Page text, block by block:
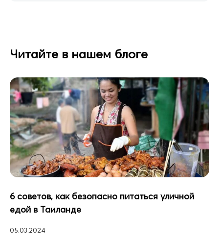
Читайте в нашем блоге
6 советов, как безопасно питаться уличной
едой в Таиланде
05.03.2024